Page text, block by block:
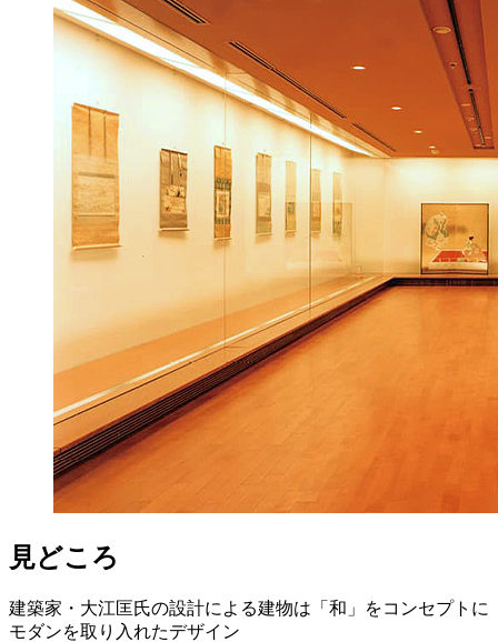
見どころ
建築家・大江匡氏の設計による建物は「和」をコンセプトに
モダンを取り入れたデザイン